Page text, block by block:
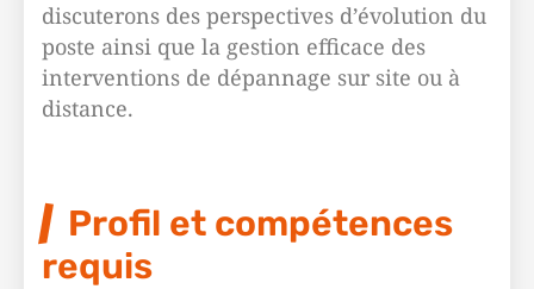
discuterons des perspectives d’évolution du
poste ainsi que la gestion efficace des
interventions de dépannage sur site ou à
distance.
Profil et compétences
requis